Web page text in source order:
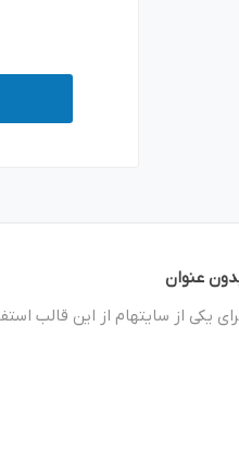
عنوان
یکی از سایتهام از این قالب